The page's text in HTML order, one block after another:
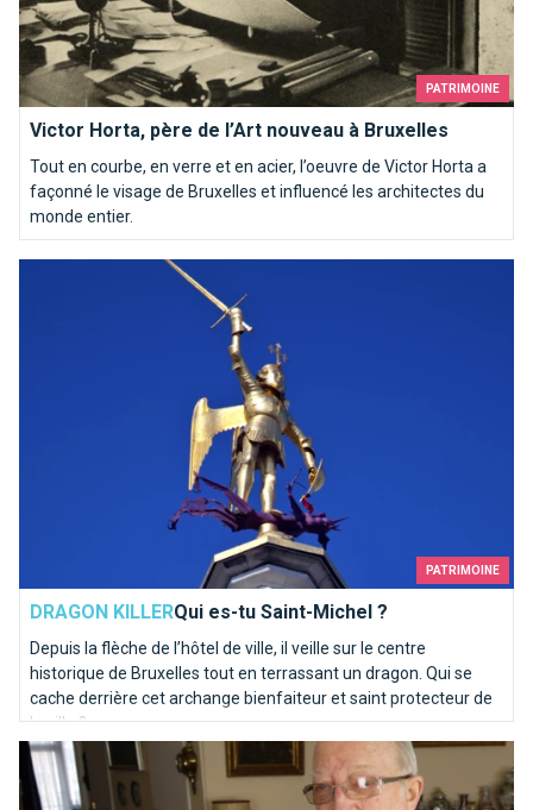
PATRIMOINE
Victor Horta, père de l’Art nouveau à Bruxelles
Tout en courbe, en verre et en acier, l’oeuvre de Victor Horta a
façonné le visage de Bruxelles et influencé les architectes du
monde entier.
PATRIMOINE
DRAGON KILLERQui es-tu Saint-Michel ?
Depuis la flèche de l’hôtel de ville, il veille sur le centre
historique de Bruxelles tout en terrassant un dragon. Qui se
cache derrière cet archange bienfaiteur et saint protecteur de
la ville ?
Qui es-tu Saint-Michel ?
Le Facebook bruxellois de 1812